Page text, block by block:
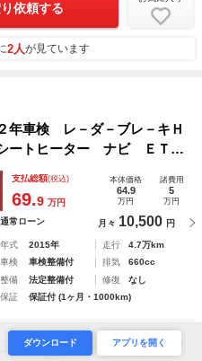
依頼する
2人が見ています
車検 レ－ダ－ブレ－キＨ
ートヒーター ナビ ＥＴ
ライト Ｆランプ ウインカ
タート Ｓキーワンオーナー
支払総額(税込)
69.9 万円
本体価格
64.9
万円
諸費用
5
万円
通常ローン 月々 10,500 円
年式 2015年 走行
4.7万km
車検
車検整備付 排気
660cc
整備
法定整備付 修復
なし
保証
保証付 (1ヶ月・1000km)
ウス埼玉
ダウンロード アプリを開く